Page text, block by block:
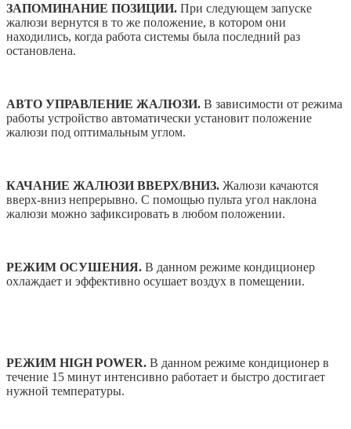
ЗАПОМИНАНИЕ ПОЗИЦИИ. При следующем запуске
жалюзи вернутся в то же положение, в котором они
находились, когда работа системы была последний раз
остановлена.
АВТО УПРАВЛЕНИЕ ЖАЛЮЗИ. В зависимости от режима
работы устройство автоматически установит положение
жалюзи под оптимальным углом.
КАЧАНИЕ ЖАЛЮЗИ ВВЕРХ/ВНИЗ. Жалюзи качаются
вверх-вниз непрерывно. С помощью пульта угол наклона
жалюзи можно зафиксировать в любом положении.
РЕЖИМ ОСУШЕНИЯ. В данном режиме кондиционер
охлаждает и эффективно осушает воздух в помещении.
РЕЖИМ HIGH POWER. В данном режиме кондиционер в
течение 15 минут интенсивно работает и быстро достигает
нужной температуры.